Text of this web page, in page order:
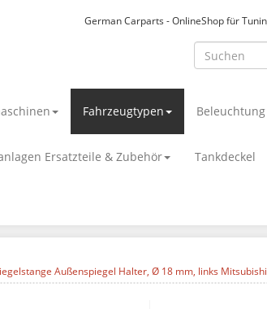
German Carparts - OnlineShop für
Fahrzeugtypen Beleuchtung
Ersatzteile & Zubehör Tankdeckel
Außenspiegel Halter, Ø 18 mm, links Mitsubishi